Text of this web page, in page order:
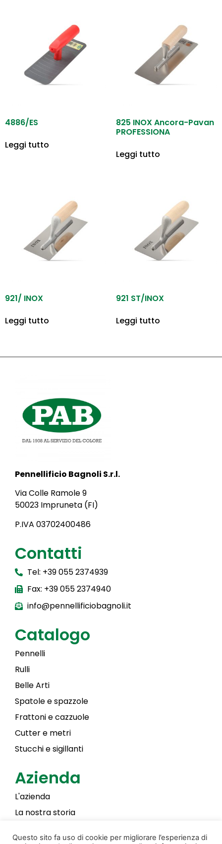
4886/ES
Leggi tutto
825 INOX Ancora-Pavan
PROFESSIONA
Leggi tutto
921/ INOX
Leggi tutto
921 ST/INOX
Leggi tutto
Pennellificio Bagnoli S.r.l.
Via Colle Ramole 9
50023 Impruneta (FI)
P.IVA 03702400486
Contatti
Tel: +39 055 2374939
Fax: +39 055 2374940
info@pennellificiobagnoli.it
Catalogo
Pennelli
Rulli
Belle Arti
Spatole e spazzole
Frattoni e cazzuole
Cutter e metri
Stucchi e sigillanti
Azienda
L'azienda
La nostra storia
Questo sito fa uso di cookie per migliorare l’esperienza di